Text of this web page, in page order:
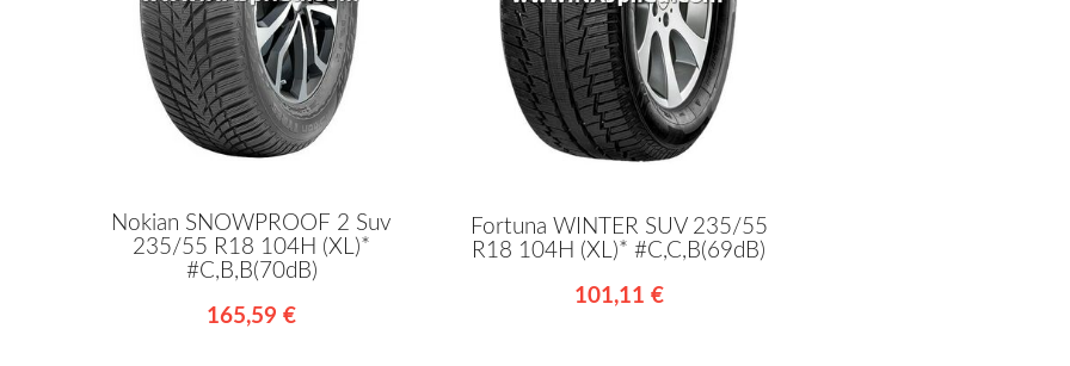
Nokian SNOWPROOF 2 Suv
235/55 R18 104H (XL)*
#C,B,B(70dB)
165,59 €
Fortuna WINTER SUV 235/55
R18 104H (XL)* #C,C,B(69dB)
101,11 €